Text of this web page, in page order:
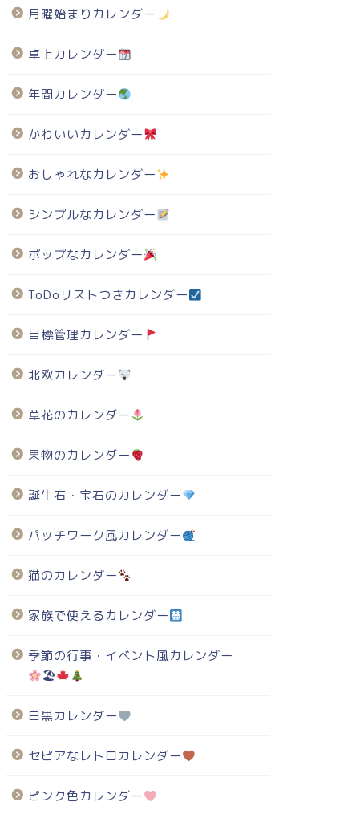
月曜始まりカレンダー
卓上カレンダー
年間カレンダー
かわいいカレンダー
おしゃれなカレンダー
シンプルなカレンダー
ポップなカレンダー
ToDoリストつきカレンダー
目標管理カレンダー
北欧カレンダー
草花のカレンダー
果物のカレンダー
誕生石・宝石のカレンダー
パッチワーク風カレンダー
猫のカレンダー
家族で使えるカレンダー
季節の行事・イベント風カレンダー
🏖
白黒カレンダー
セピアなレトロカレンダー
ピンク色カレンダー